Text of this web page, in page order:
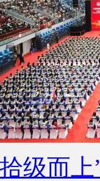
级而上